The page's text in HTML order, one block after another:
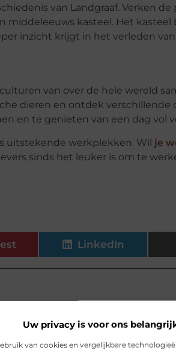
Uw privacy is voor ons
van cookies en vergelijkbare
van Landgraaf. Verken
middeleeuws kasteel. Het kasteel
inzicht krijgt in het verleden van
van over de hele wereld
dieren en ontdek verschillende
en te genieten van een dag vol
uitstekende werkplekken. Wil je
sinds het leuker is om te
LinkedIn
jou.